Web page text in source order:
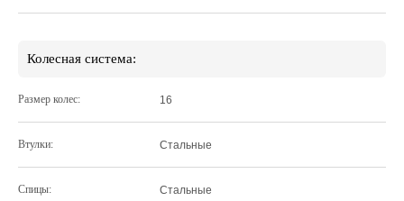
Колесная система:
Размер колес: 16
Втулки: Стальные
Спицы: Стальные